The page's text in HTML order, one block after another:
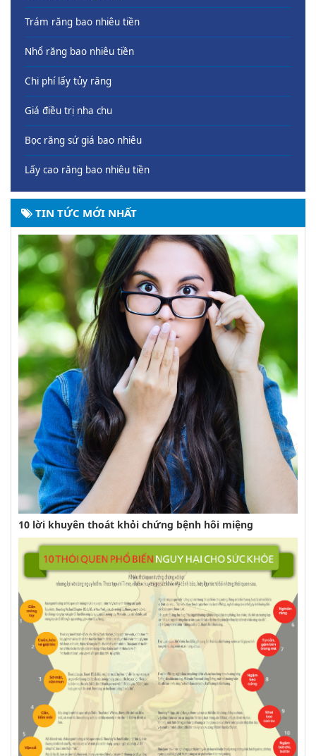
Trám răng bao nhiêu tiền
Nhổ răng bao nhiêu tiền
Chi phí lấy tủy răng
Giá điều trị nha chu
Bọc răng sứ giá bao nhiêu
Lấy cao răng bao nhiêu tiền
TIN TỨC MỚI NHẤT
10 lời khuyên thoát khỏi chứng bệnh hôi miệng